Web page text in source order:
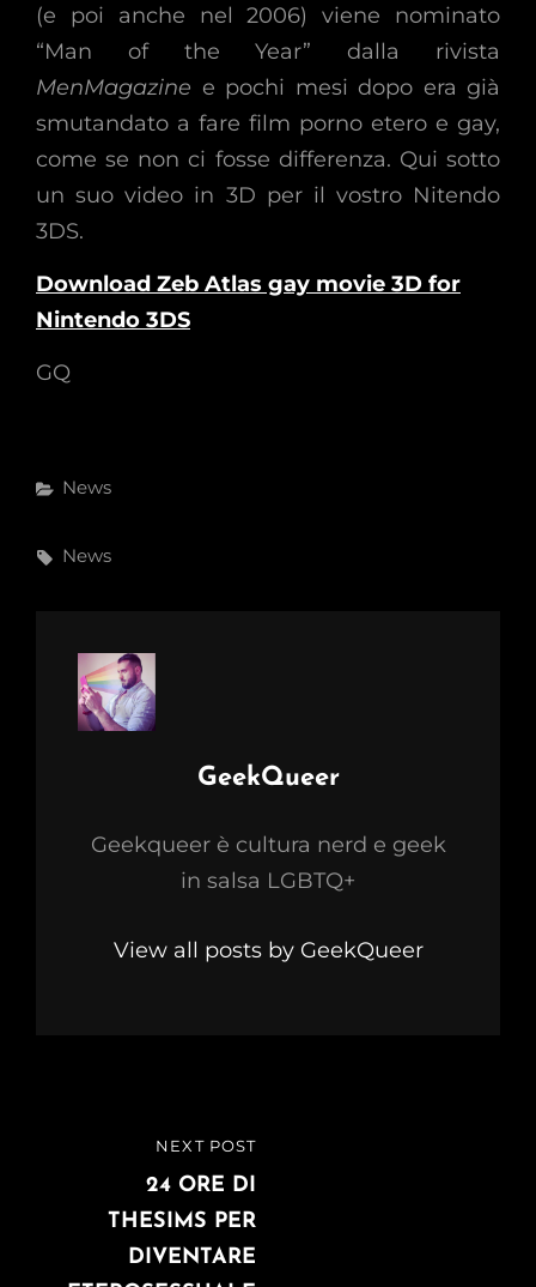
(e poi anche nel 2006) viene nominato
“Man of the Year” dalla rivista
MenMagazine e pochi mesi dopo era già
smutandato a fare film porno etero e gay,
come se non ci fosse differenza. Qui sotto
un suo video in 3D per il vostro Nitendo
3DS.
Download Zeb Atlas gay movie 3D for
Nintendo 3DS
GQ
Categories
News
Tags,
News
Author:
GeekQueer
Geekqueer è cultura nerd e geek
in salsa LGBTQ+
View all posts by GeekQueer
Navigazione
NEXT POST
24 ORE DI
THESIMS PER
DIVENTARE